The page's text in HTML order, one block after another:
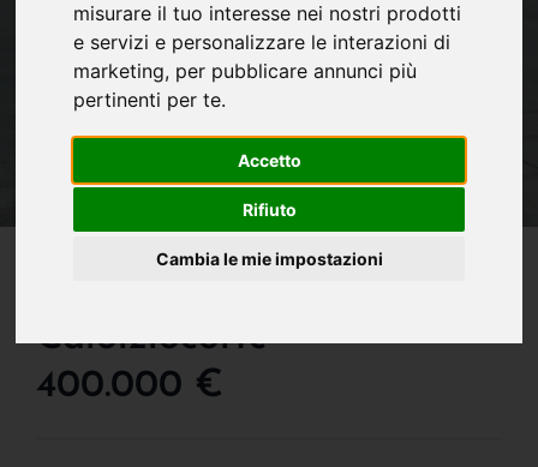
misurare il tuo interesse nei nostri prodotti
e servizi e personalizzare le interazioni di
marketing, per pubblicare annunci più
pertinenti per te.
Accetto
Rifiuto
Cambia le mie impostazioni
Calolziocorte
400.000 €